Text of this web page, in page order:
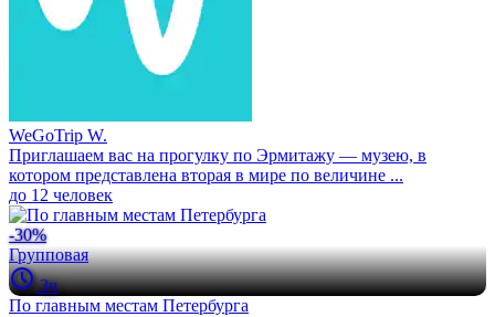
WeGoTrip W.
Приглашаем вас на прогулку по Эрмитажу — музею, в
котором представлена вторая в мире по величине ...
до 12 человек
-30%
Групповая
3ч
По главным местам Петербурга